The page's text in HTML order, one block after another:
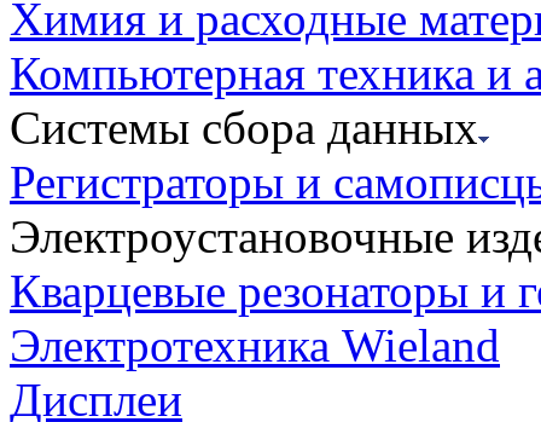
Химия и расходные
Компьютерная техника и
Системы сбора данных
Регистраторы и
Электроустановочные
Кварцевые резонаторы и
Электротехника Wieland
Дисплеи